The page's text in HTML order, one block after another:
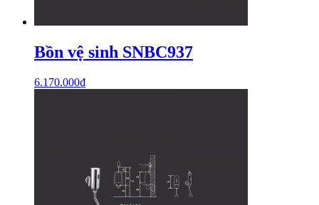
Bồn vệ sinh SNBC937
6.170.000₫